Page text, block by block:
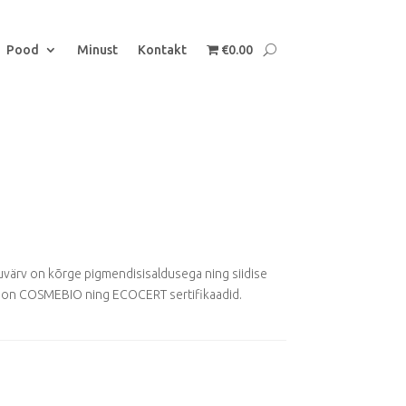
Pood Minust Kontakt €0.00
on kõrge pigmendisisaldusega ning siidise
COSMEBIO ning ECOCERT sertifikaadid.